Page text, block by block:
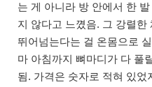
는 게 아니라 방 안에서 한
지 않다고 느꼈음. 그 강렬한
뛰어넘는다는 걸 온몸으로
마 아침까지 뼈마디가 다 풀
됨. 가격은 숫자로 적혀 있었